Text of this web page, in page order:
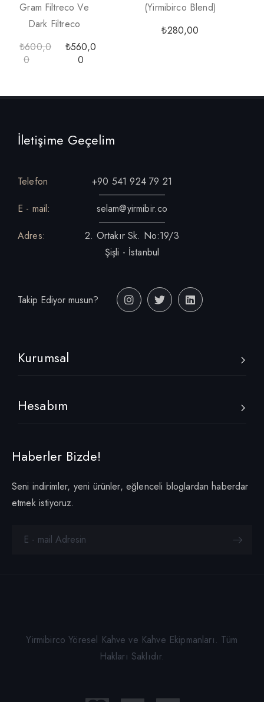
Gram Filtreco Ve
Dark Filtreco
₺600,0
0
₺560,0
0
(yirmibirco Blend)
₺280,00
İletişime Geçelim
Telefon
+90 541 924 79 21
E - mail:
selam@yirmibir.co
Adres:
2. Ortakır Sk. No:19/3
Şişli - İstanbul
Takip Ediyor musun?
Kurumsal
Hesabım
Haberler Bizde!
Seni indirimler, yeni ürünler, eğlenceli bloglardan haberdar
etmek istiyoruz.
Yirmibirco Yöresel Kahve ve Kahve Ekipmanları. Tüm
Hakları Saklıdır.